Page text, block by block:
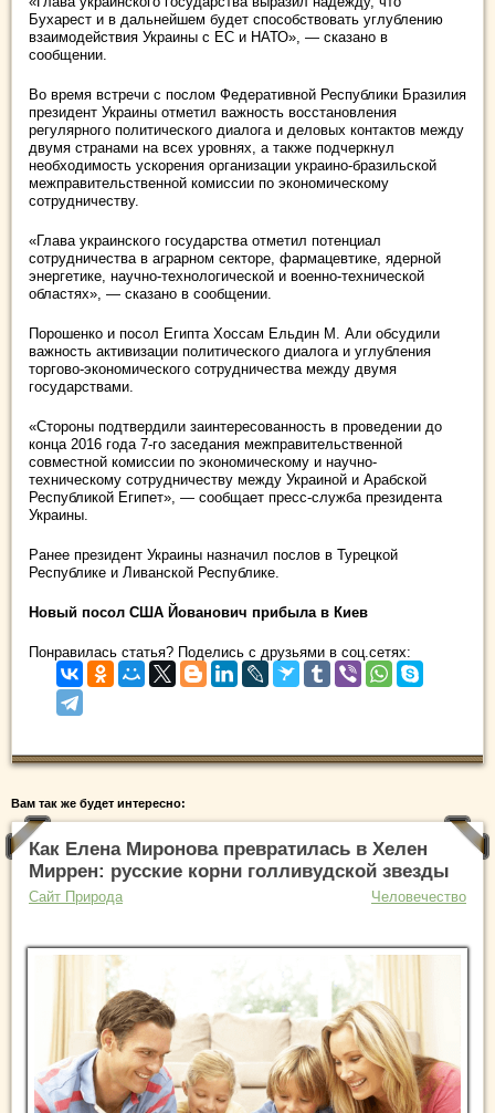
Бухарест и в дальнейшем будет способствовать углублению
взаимодействия Украины с ЕС и НАТО», — сказано в
сообщении.
Во время встречи с послом Федеративной Республики Бразилия
президент Украины отметил важность восстановления
регулярного политического диалога и деловых контактов между
двумя странами на всех уровнях, а также подчеркнул
необходимость ускорения организации украино-бразильской
межправительственной комиссии по экономическому
сотрудничеству.
«Глава украинского государства отметил потенциал
сотрудничества в аграрном секторе, фармацевтике, ядерной
энергетике, научно-технологической и военно-технической
областях», — сказано в сообщении.
Порошенко и посол Египта Хоссам Ельдин М. Али обсудили
важность активизации политического диалога и углубления
торгово-экономического сотрудничества между двумя
государствами.
«Стороны подтвердили заинтересованность в проведении до
конца 2016 года 7-го заседания межправительственной
совместной комиссии по экономическому и научно-
техническому сотрудничеству между Украиной и Арабской
Республикой Египет», — сообщает пресс-служба президента
Украины.
Ранее президент Украины назначил послов в Турецкой
Республике и Ливанской Республике.
Новый посол США Йованович прибыла в Киев
Понравилась статья? Поделись с друзьями в соц.сетях:
Вам так же будет интересно:
Как Елена Миронова превратилась в Хелен
Миррен: русские корни голливудской звезды
Сайт Природа Человечество